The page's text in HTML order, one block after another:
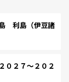
利島（伊豆諸
２７～２０２